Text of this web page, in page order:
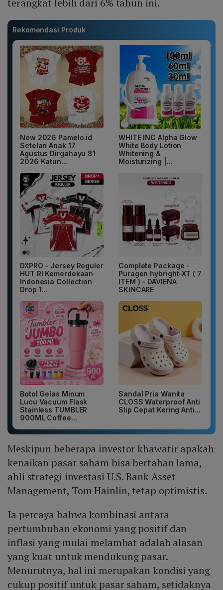
terangkat lebih dari 6% tahun ini.
Rekomendasi Produk
New 2026 Pamelo.id
Setelan Anak 17
Agustus Dirgahayu 81
2026 Katun...
WHITE INC Alpha Glow
White Body Lotion
Whitening &
Moisturizing |...
DXPRO - Jersey Reguler
HUT RI Kemerdekaan
Indonesia Collection
Drop 1...
Complete Package -
Puragen hybright-XT ( 7
ITEM ) - DAVIENA
SKINCARE
Botol Gelas Minum
Lucu Vacuum Flask
Stainless TUMBLER
900ML Coffee...
Sandal Pria Wanita
CLOSS Waterproof Anti
Slip Cepat Kering Anti...
Meskipun beberapa investor khawatir apakah
kenaikan pasar saham bisa bertahan lama,
ahli strategi investasi U.S. Bank Asset
Management, Tom Hainlin, tetap optimistis.
Ia percaya bahwa kombinasi antara
pertumbuhan ekonomi yang positif dan
inflasi yang mulai melambat adalah alasan
yang kuat untuk mendukung pasar.
Menurutnya, hal ini merupakan kondisi yang
cukup positif untuk pasar saham, setidaknya